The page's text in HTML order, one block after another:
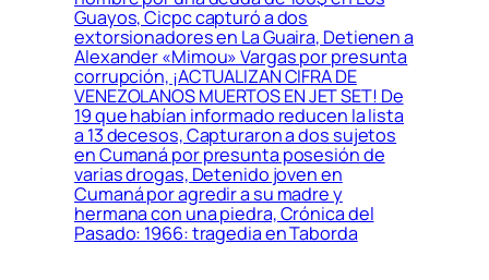
Guayos, Cicpc capturó a dos
extorsionadores en La Guaira, Detienen a
Alexander «Mimou» Vargas por presunta
corrupción, ¡ACTUALIZAN CIFRA DE
VENEZOLANOS MUERTOS EN JET SET! De
19 que habían informado reducen la lista
a 13 decesos, Capturaron a dos sujetos
en Cumaná por presunta posesión de
varias drogas, Detenido joven en
Cumaná por agredir a su madre y
hermana con una piedra, Crónica del
Pasado: 1966: tragedia en Taborda